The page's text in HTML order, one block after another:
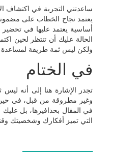
ساعدتني التجربة في اكتشاف
يعتمد نجاح الخطاب على
أساسية يعتمد عليها في
الحالة عليك أن تنتظر لحين
ولكن ليس ثمة طريقة لمساعدة
في الختام
تجدر الإشارة هنا إلى أنه
وغير مطروقة من قبل، في حين
في المقال بحذافيرها، بل عليك
التي تميز أفكارك وشخصيتك